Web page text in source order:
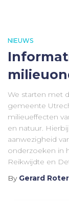
NIEUWS
We starten met
gemeente
milieueffecten
en natuur.
aanwezigheid
onderzoeken in
Reikwijdte en
By Gerard